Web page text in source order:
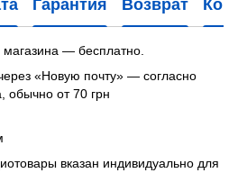
Гарантия Возврат
— бесплатно.
«Новую почту» — согласно
обычно от 70 грн
вказан индивидуально для